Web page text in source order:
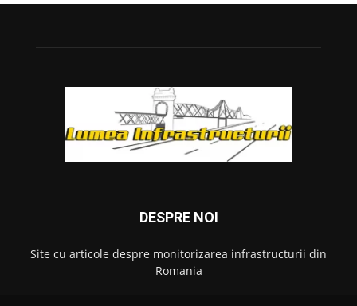
DESPRE NOI
Site cu articole despre monitorizarea infrastructurii din
Romania